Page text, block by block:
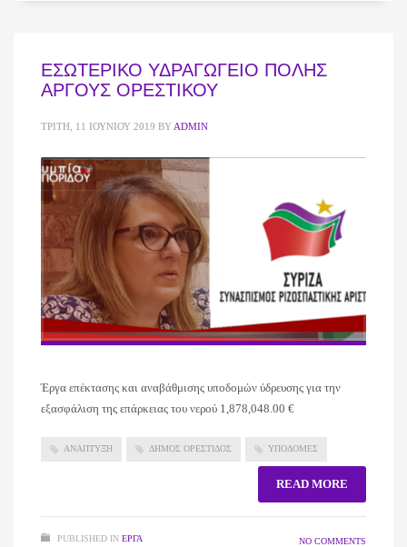
ΕΣΩΤΕΡΙΚΟ ΥΔΡΑΓΩΓΕΙΟ ΠΟΛΗΣ
ΑΡΓΟΥΣ ΟΡΕΣΤΙΚΟΥ
ΤΡΊΤΗ, 11 ΙΟΥΝΊΟΥ 2019 BY ADMIN
Έργα επέκτασης και αναβάθμισης υποδομών ύδρευσης για την
εξασφάλιση της επάρκειας του νερού 1,878,048.00 €
ΑΝΑΠΤΥΞΗ ΔΗΜΟΣ ΟΡΕΣΤΙΔΟΣ ΥΠΟΔΟΜΕΣ
READ MORE
PUBLISHED IN ΈΡΓΑ NO COMMENTS